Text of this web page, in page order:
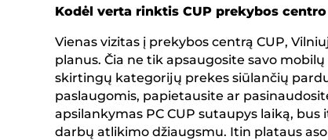
Kodėl verta rinktis CUP prekybos
Vienas vizitas į prekybos centrą CUP,
planus. Čia ne tik apsaugosite savo
skirtingų kategorijų prekes siūlančių
paslaugomis, papietausite ar
apsilankymas PC CUP sutaupys laiką,
darbų atlikimo džiaugsmu. Itin plataus